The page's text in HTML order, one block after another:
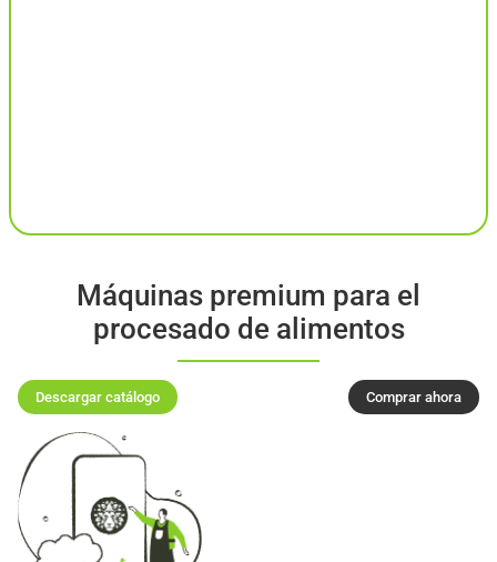
Máquinas premium para el
procesado de alimentos
Descargar catálogo Comprar ahora